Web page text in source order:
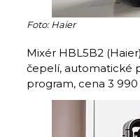
Foto: Haier
Mixér HBL5B2
čepelí, automatické
program, cena 3 990